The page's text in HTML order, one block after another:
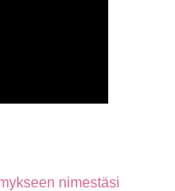
nimestäsi